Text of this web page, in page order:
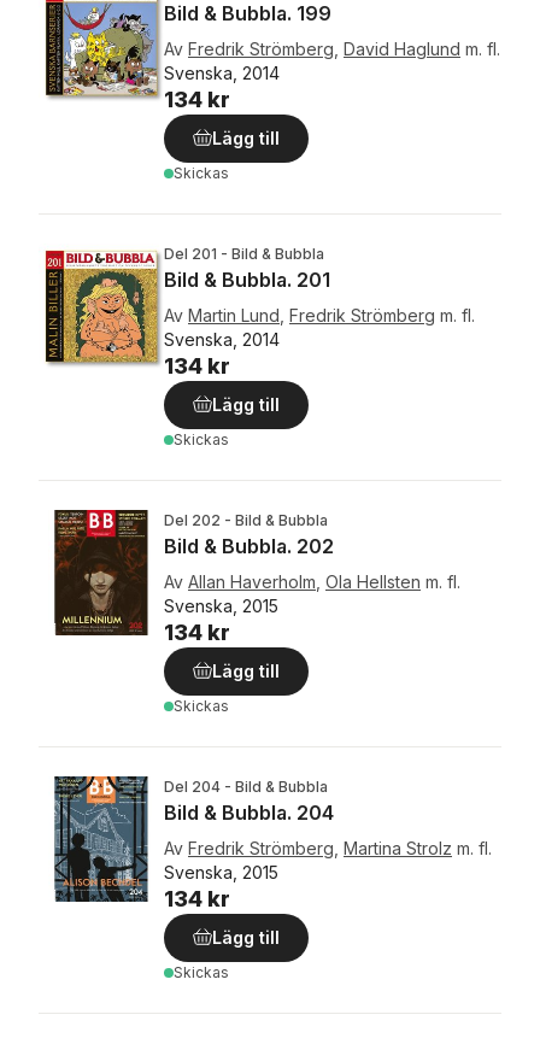
Bild & Bubbla. 199
Av Fredrik Strömberg David Haglund m. fl.
Svenska, 2014
134 kr
Lägg till
Skickas
Del 201 - Bild & Bubbla
Bild & Bubbla. 201
Av Martin Lund Fredrik Strömberg m. fl.
Svenska, 2014
134 kr
Lägg till
Skickas
Del 202 - Bild & Bubbla
Bild & Bubbla. 202
Av Allan Haverholm Ola Hellsten m. fl.
Svenska, 2015
134 kr
Lägg till
Skickas
Del 204 - Bild & Bubbla
Bild & Bubbla. 204
Av Fredrik Strömberg Martina Strolz m. fl.
Svenska, 2015
134 kr
Lägg till
Skickas